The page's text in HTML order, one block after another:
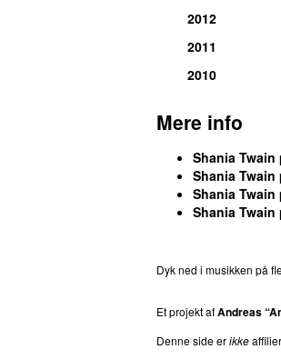
2012
2011
2010
Mere info
Shania Twain
Shania
Shania
Shania Twain
Dyk ned i musikken på
Et projekt afAndreas
Denne side erikke